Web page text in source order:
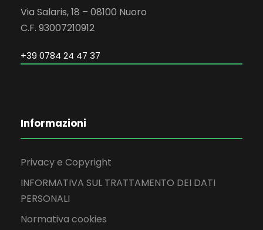
Via Salaris, 18 – 08100 Nuoro
C.F. 93007210912
+39 0784 24 47 37
Informazioni
Privacy e Copyright
INFORMATIVA SUL TRATTAMENTO DEI DATI
PERSONALI
Normativa cookies